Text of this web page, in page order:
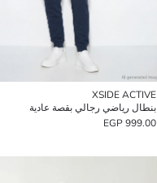
XSIDE ACTIVE
بنطال رياضي رجالي بقصة عادية
999.00 EGP